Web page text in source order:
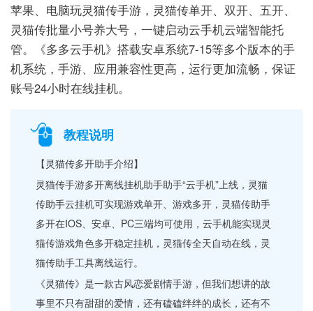
苹果、电脑玩灵猫传手游，灵猫传单开、双开、五开、
灵猫传批量小号养大号，一键启动云手机云端智能托
管。《多多云手机》搭载安卓系统7-15等多个版本的手
机系统，手游、应用兼容性更高，运行更加流畅，保证
账号24小时在线挂机。
教程说明
【灵猫传多开助手介绍】
灵猫传手游多开离线挂机助手助手“云手机”上线，灵猫
传助手云挂机可实现游戏单开、游戏多开，灵猫传助手
多开在IOS、安卓、PC三端均可使用，云手机能实现灵
猫传游戏角色多开稳定挂机，灵猫传全天自动在线，灵
猫传助手工具离线运行。
《灵猫传》是一款古风恋爱剧情手游，但我们想讲的故
事里不只有甜甜的爱情，还有磕磕绊绊的成长，还有不